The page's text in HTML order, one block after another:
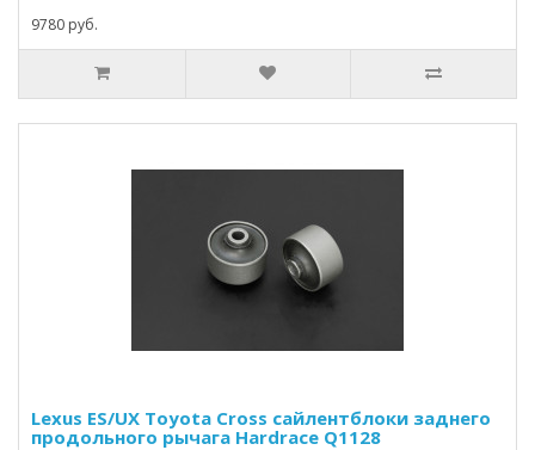
9780 руб.
Lexus ES/UX Toyota Cross сайлентблоки заднего
продольного рычага Hardrace Q1128